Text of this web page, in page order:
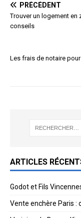
PRÉCÉDENT
Trouver un logement en
conseils
Les frais de notaire
ARTICLES
Godot et Fils
Vente enchère Paris :